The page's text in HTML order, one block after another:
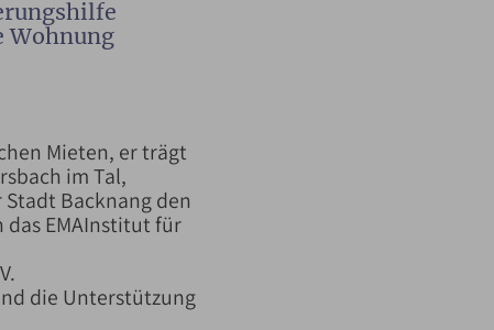
Wohnung
Mieten, er trägt
im Tal,
Backnang den
das EMAInstitut für
die Unterstützung